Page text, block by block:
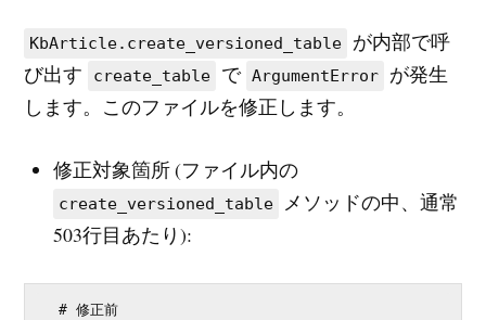
KbArticle.create_versioned_table
が内部で呼
び出す
create_table で ArgumentError
が発生
します。このファイルを修正します。
修正対象箇所 (ファイル内の
create_versioned_table
メソッドの中、通常
503行目あたり):
  # 修正前